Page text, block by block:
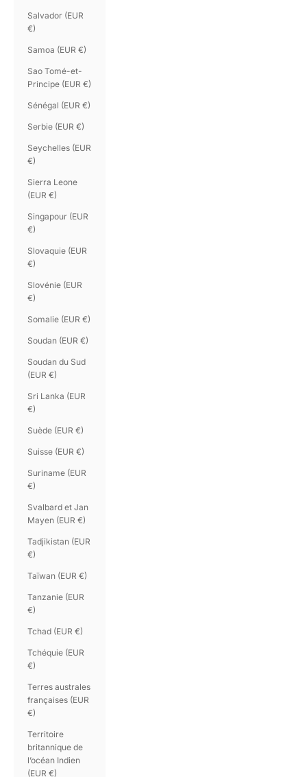
Salvador (EUR
€)
Samoa (EUR €)
Sao Tomé-et-
Principe (EUR €)
Sénégal (EUR €)
Serbie (EUR €)
Seychelles (EUR
€)
Sierra Leone
(EUR €)
Singapour (EUR
€)
Slovaquie (EUR
€)
Slovénie (EUR
€)
Somalie (EUR €)
Soudan (EUR €)
Soudan du Sud
(EUR €)
Sri Lanka (EUR
€)
Suède (EUR €)
Suisse (EUR €)
Suriname (EUR
€)
Svalbard et Jan
Mayen (EUR €)
Tadjikistan (EUR
€)
Taïwan (EUR €)
Tanzanie (EUR
€)
Tchad (EUR €)
Tchéquie (EUR
€)
Terres australes
françaises (EUR
€)
Territoire
britannique de
l’océan Indien
(EUR €)